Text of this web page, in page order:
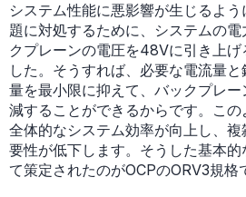
システム性能に悪影響が生じるよ
題に対処するために、システムの
クプレーンの電圧を48Vに引き上げ
した。そうすれば、必要な電流量
量を最小限に抑えて、バックプレ
減することができるからです。この
全体的なシステム効率が向上し、
要性が低下します。そうした基本
て策定されたのがOCPのORV3規格